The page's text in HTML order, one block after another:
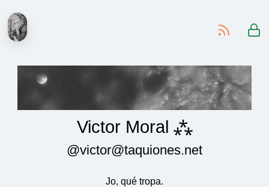
Victor Moral ⁂
@victor@taquiones.net
Jo, qué tropa.